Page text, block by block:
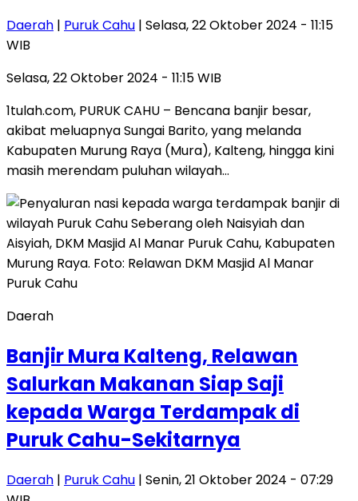
Daerah | Puruk Cahu | Selasa, 22 Oktober 2024 - 11:15
WIB
Selasa, 22 Oktober 2024 - 11:15 WIB
1tulah.com, PURUK CAHU – Bencana banjir besar,
akibat meluapnya Sungai Barito, yang melanda
Kabupaten Murung Raya (Mura), Kalteng, hingga kini
masih merendam puluhan wilayah…
Daerah
Banjir Mura Kalteng, Relawan
Salurkan Makanan Siap Saji
kepada Warga Terdampak di
Puruk Cahu-Sekitarnya
Daerah | Puruk Cahu | Senin, 21 Oktober 2024 - 07:29